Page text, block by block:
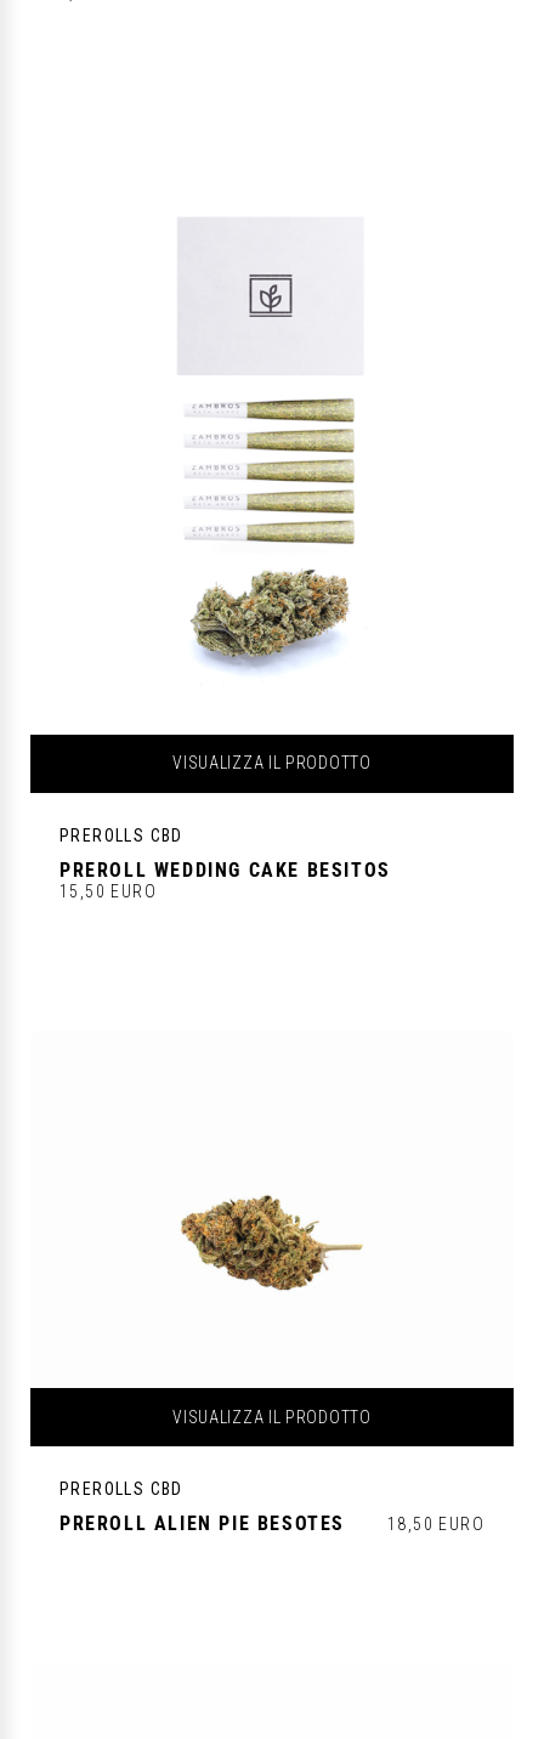
VISUALIZZA IL PRODOTTO
PREROLLS CBD
PREROLL WEDDING CAKE BESITOS
15,50 EURO
VISUALIZZA IL PRODOTTO
PREROLLS CBD
PREROLL ALIEN PIE BESOTES 18,50 EURO